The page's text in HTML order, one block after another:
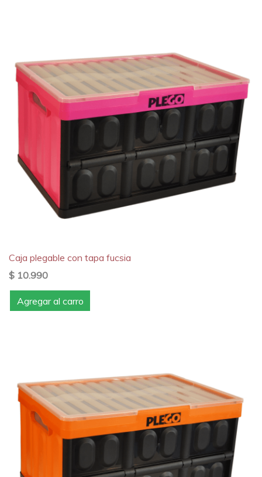
Caja plegable con tapa fucsia
$ 10.990
Agregar al carro